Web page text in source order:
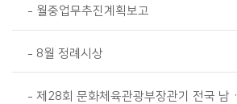
월중업무추진계획보고
8월 정례시상
제28회 문화체육관광부장관기 전국 남